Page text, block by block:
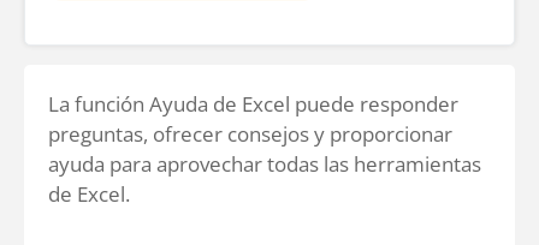
La función Ayuda de Excel puede responder
preguntas, ofrecer consejos y proporcionar
ayuda para aprovechar todas las herramientas
de Excel.